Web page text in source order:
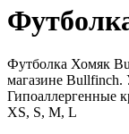
Футболка Хомяк
магазине Bullfinch.
Гипоаллергенные
XS, S, M, L